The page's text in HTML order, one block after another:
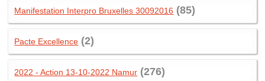
Manifestation Interpro Bruxelles 30092016 (85)
Pacte Excellence (2)
2022 - Action 13-10-2022 Namur (276)